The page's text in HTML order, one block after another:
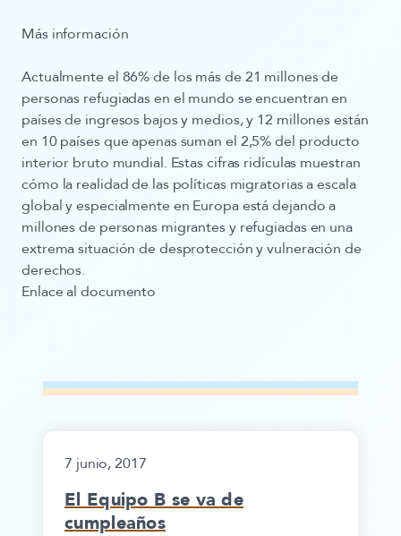
Más información
Actualmente el 86% de los más de 21 millones de
personas refugiadas en el mundo se encuentran en
países de ingresos bajos y medios, y 12 millones están
en 10 países que apenas suman el 2,5% del producto
interior bruto mundial. Estas cifras ridículas muestran
cómo la realidad de las políticas migratorias a escala
global y especialmente en Europa está dejando a
millones de personas migrantes y refugiadas en una
extrema situación de desprotección y vulneración de
derechos.
Enlace al documento
7 junio, 2017
El Equipo B se va de
cumpleaños